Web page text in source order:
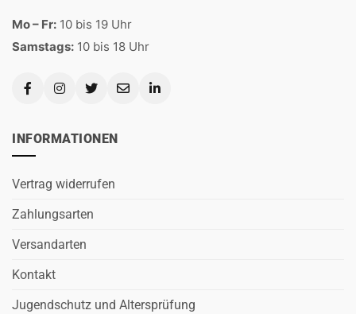
Mo – Fr: 10 bis 19 Uhr
Samstags: 10 bis 18 Uhr
INFORMATIONEN
Vertrag widerrufen
Zahlungsarten
Versandarten
Kontakt
Jugendschutz und Altersprüfung